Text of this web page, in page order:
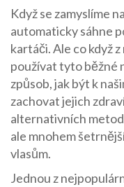
Když se zamyslíme
automaticky sáhne
kartáči. Ale co když
používat tyto běžné
způsob, jak být k
zachovat jejich
alternativních
ale mnohem
vlasům.
Jednou z